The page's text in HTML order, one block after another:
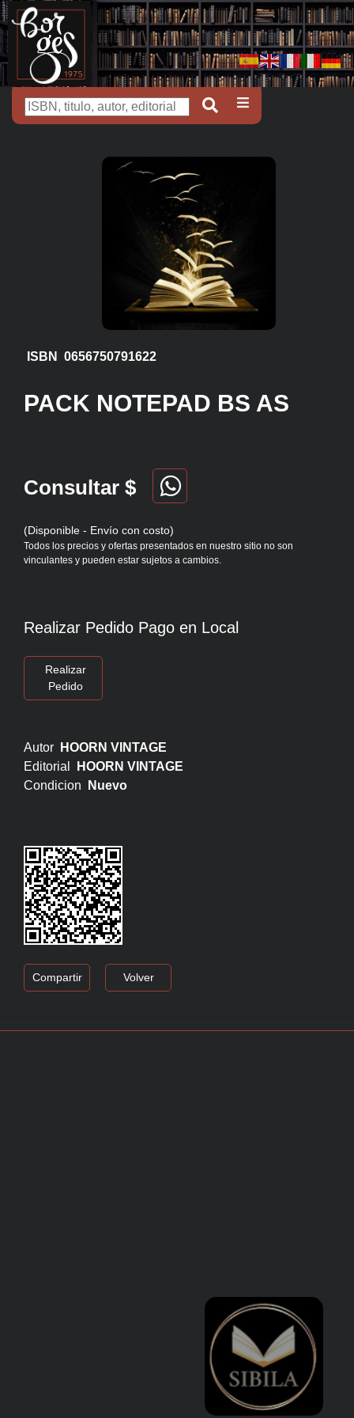
ISBN 0656750791622
PACK NOTEPAD BS AS
Consultar $
(Disponible - Envío con costo)
Todos los precios y ofertas presentados en nuestro sitio no son
vinculantes y pueden estar sujetos a cambios.
Realizar Pedido Pago en Local
Realizar
Pedido
Autor
HOORN VINTAGE
Editorial
HOORN VINTAGE
Condicion
Nuevo
Compartir Volver